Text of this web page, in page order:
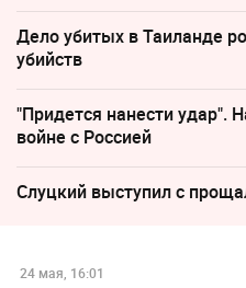
Дело убитых в Таиланде
убийств
"Придется нанести удар".
войне с Россией
Слуцкий выступил с
24 мая, 16:01